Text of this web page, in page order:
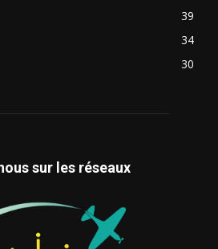
39
34
30
sur les réseaux